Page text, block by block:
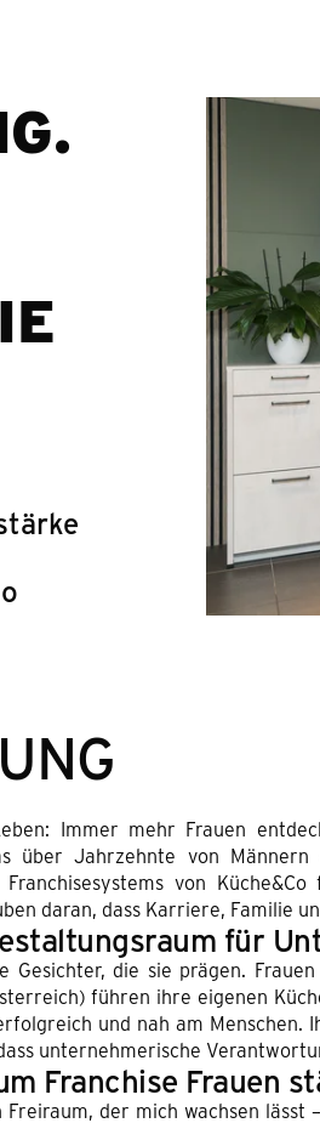
Immer mehr Frauen
über Jahrzehnte von
von
daran, dass Karriere, Familie
für
die sie prägen.
führen ihre eigenen
und nah am Menschen.
unternehmerische
Franchise Frauen
Freiraum, der mich wachsen